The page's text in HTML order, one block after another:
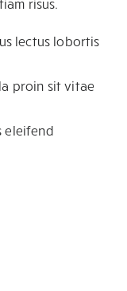
risus.
lectus lobortis
proin sit vitae
eleifend